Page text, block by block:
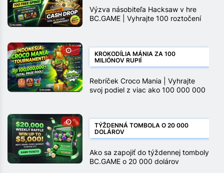
Výzva násobiteľa Hacksaw v hre
BC.GAME | Vyhrajte 100 roztočení
KROKODÍLIA MÁNIA ZA 100
MILIÓNOV RUPIÍ
Rebríček Croco Mania | Vyhrajte
svoj podiel z viac ako 100 000 000
TÝŽDENNÁ TOMBOLA O 20 000
DOLÁROV
Ako sa zapojiť do týždennej tomboly
BC.GAME o 20 000 dolárov